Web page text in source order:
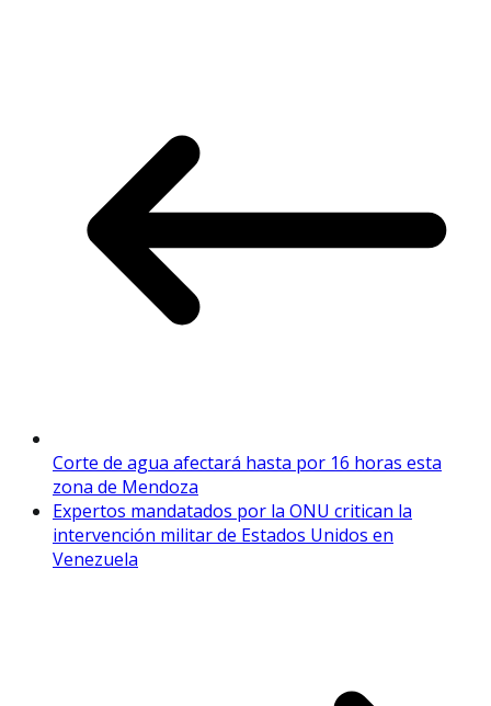
Corte de agua afectará hasta por 16 horas esta
zona de Mendoza
Expertos mandatados por la ONU critican la
intervención militar de Estados Unidos en
Venezuela